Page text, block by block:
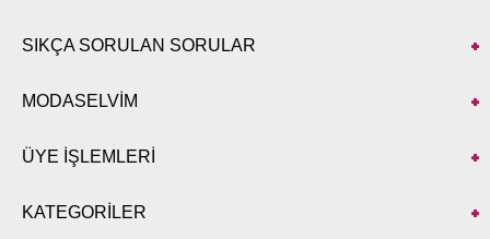
SIKÇA SORULAN SORULAR
MODASELVİM
ÜYE İŞLEMLERİ
KATEGORİLER